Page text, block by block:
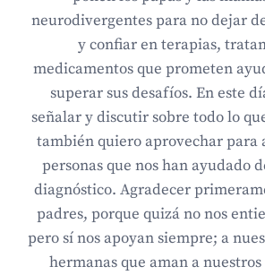
neurodivergentes para no dejar
y confiar en terapias,
medicamentos que prometen
superar sus desafíos. En este
señalar y discutir sobre todo lo
también quiero aprovechar para
personas que nos han ayudado
diagnóstico. Agradecer
padres, porque quizá no nos
pero sí nos apoyan siempre; a
hermanas que aman a